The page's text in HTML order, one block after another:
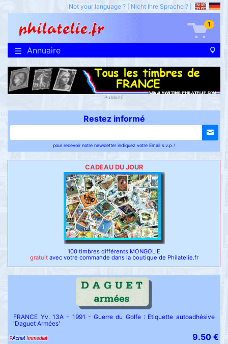
Not your language ? Nicht Ihre Sprache ?
1
Annuaire
Publicité
Restez informé
pour recevoir notre newsletter indiquez votre Email s.v.p. !
CADEAU DU JOUR
100 timbres différents MONGOLIE
gratuit avec votre commande dans la boutique de Philatelie.fr
FRANCE Yv. 13A - 1991 - Guerre du Golfe : Etiquette autoadhésive
'Daguet Armées'
9.50 €